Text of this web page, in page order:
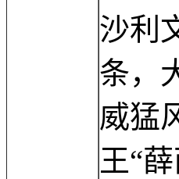
沙利
条，
威猛
王“